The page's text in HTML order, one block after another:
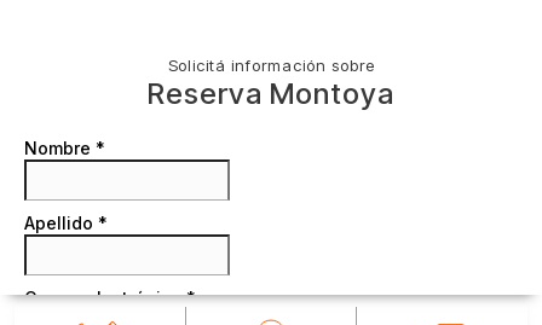
Solicitá información sobre
Reserva Montoya